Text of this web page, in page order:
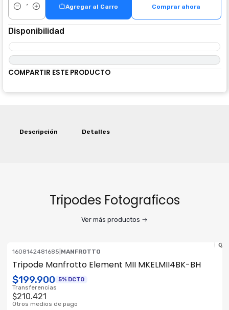
Cantidad
Agregar al Carro Comprar ahora
Disponibilidad
COMPARTIR ESTE PRODUCTO
Descripción Detalles
Tripodes Fotograficos
Ver más productos
1608142481685 MANFROTTO
Tripode Manfrotto Element MII MKELMII4BK-BH
$199.900 5% DCTO
Transferencias
$210.421
Otros medios de pago